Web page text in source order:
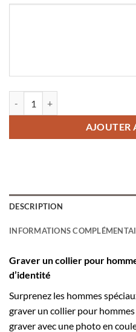
AJOUTER
DESCRIPTION
INFORMATIONS
Graver un collier pour
d’identité
Surprenez les hommes
graver un collier pour
graver avec une photo en